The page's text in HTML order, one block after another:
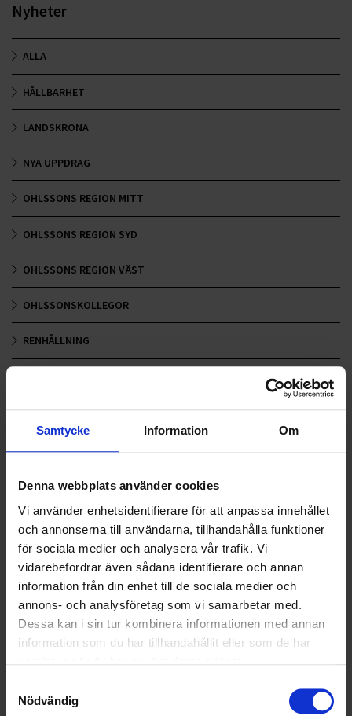
Samtycke Information Om
Denna webbplats använder cookies
Vi använder enhetsidentifierare för att anpassa innehållet
och annonserna till användarna, tillhandahålla funktioner
för sociala medier och analysera vår trafik. Vi
vidarebefordrar även sådana identifierare och annan
information från din enhet till de sociala medier och
annons- och analysföretag som vi samarbetar med.
Dessa kan i sin tur kombinera informationen med annan
information som du har tillhandahållit eller som de har
Nödvändig
Nyheter
ALLA
HÅLLBARHET
LANDSKRONA
NYA UPPDRAG
OHLSSONS REGION MITT
OHLSSONS REGION SYD
OHLSSONS REGION VÄST
OHLSSONSKOLLEGOR
RENHÅLLNING
SOCIALT ANSVAR
KUNDTJÄNST